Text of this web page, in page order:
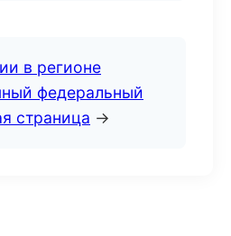
в регионе
федеральный
страница →